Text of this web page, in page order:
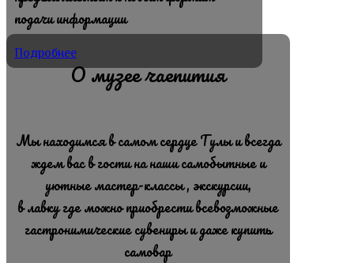
подачи информации
Подробнее
О музее чаепития
Мы находимся в самом сердце Тулы и всегда
ждем вас в гости на наши самобытные и
уютные мастер-классы , экскурсии,
в лавку где можно приобрести всевозможные
гастронимические сувениры и даже купить
самовар